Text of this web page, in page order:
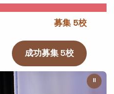
募集 5校
成功募集 5校